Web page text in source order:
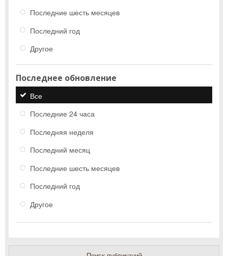
Последние шесть месяцев
Последний год
Другое
Последнее обновление
Все
Последние 24 часа
Последняя неделя
Последний месяц
Последние шесть месяцев
Последний год
Другое